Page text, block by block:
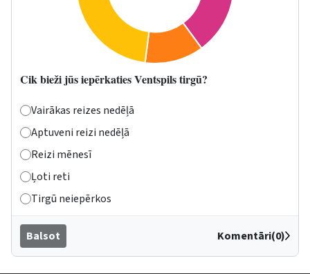
Cik bieži jūs iepērkaties Ventspils tirgū?
Vairākas reizes nedēļā
Aptuveni reizi nedēļā
Reizi mēnesī
Ļoti reti
Tirgū neiepērkos
Balsot Komentāri(0)